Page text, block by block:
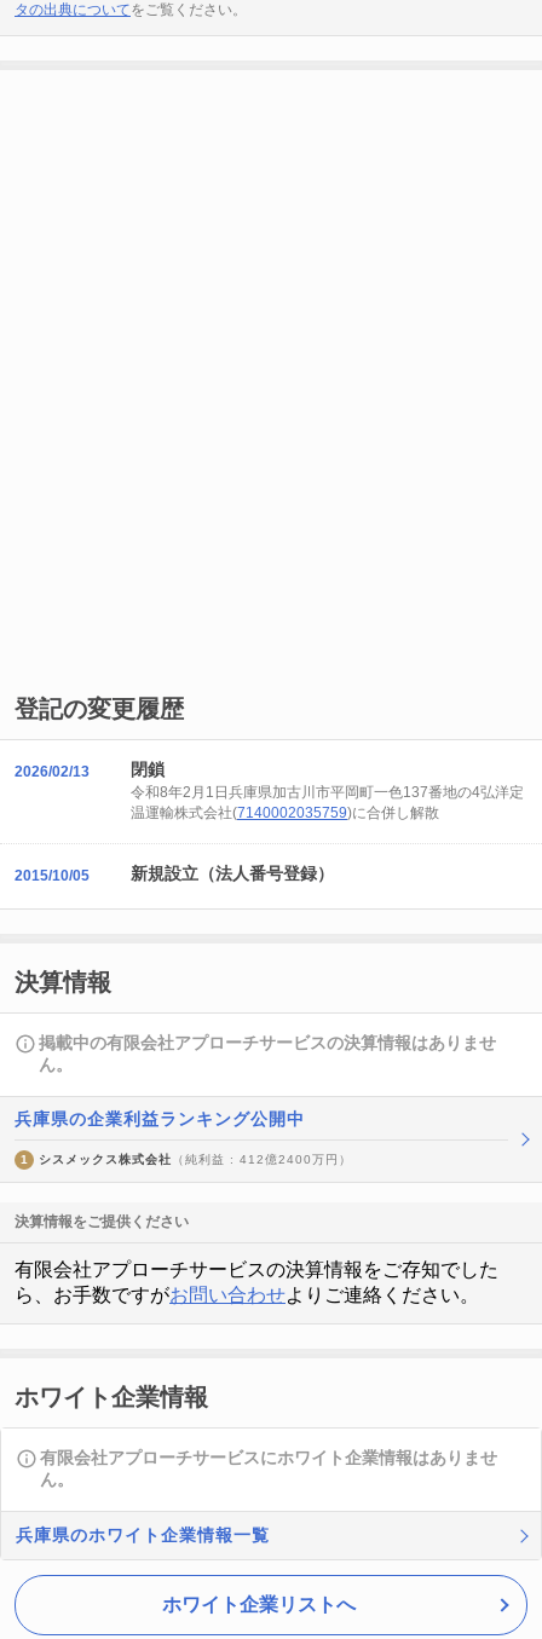
タの出典についてをご覧ください。
登記の変更履歴
2026/02/13 閉鎖
令和8年2月1日兵庫県加古川市平岡町一色137番地の4弘洋定
温運輸株式会社(7140002035759)に合併し解散
2015/10/05 新規設立（法人番号登録）
決算情報
掲載中の有限会社アプローチサービスの決算情報はありませ
ん。
兵庫県の企業利益ランキング公開中
1 シスメックス株式会社 （純利益 : 412億2400万円）
決算情報をご提供ください
有限会社アプローチサービスの決算情報をご存知でした
ら、お手数ですがお問い合わせよりご連絡ください。
ホワイト企業情報
有限会社アプローチサービスにホワイト企業情報はありませ
ん。
兵庫県のホワイト企業情報一覧
ホワイト企業リストへ